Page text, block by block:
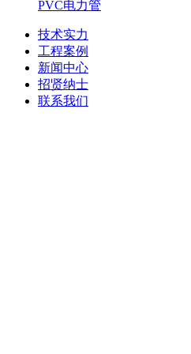
PVC电力管
技术实力
工程案例
新闻中心
招贤纳士
联系我们